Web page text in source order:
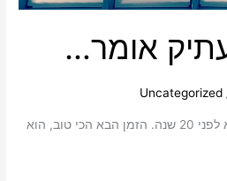
אומר…
Uncategorized
"הזמן הכי טוב לשתול עץ, הוא לפני 20 שנה. הזמן הבא הכי טוב, הוא